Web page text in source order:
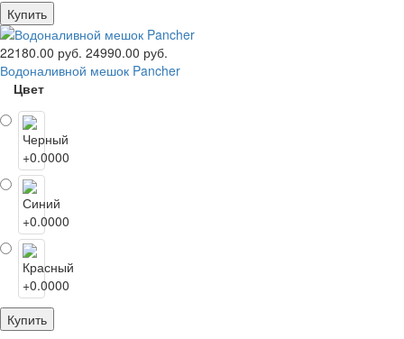
Купить
22180.00 руб. 24990.00 руб.
Водоналивной мешок Pancher
Цвет
Купить